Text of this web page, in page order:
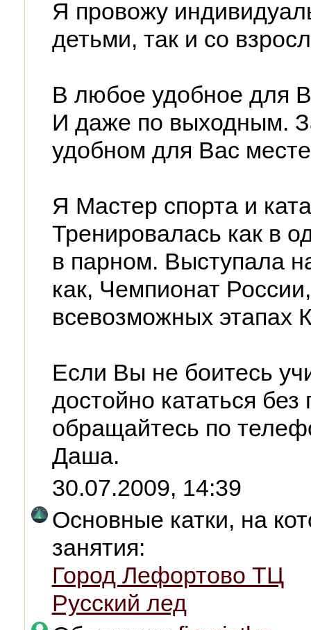
Я провожу
детьми, так и со
В любое удобное для
И даже по выходным.
удобном для Вас
Я Мастер спорта и
Тренировалась как в
в парном. Выступала
как, Чемпионат
всевозможных этапах
Если Вы не боитесь
достойно кататься
обращайтесь по
Даша.
30.07.2009, 14:39
Основные катки, на
занятия:
Город Лефортово ТЦ
Русский лед